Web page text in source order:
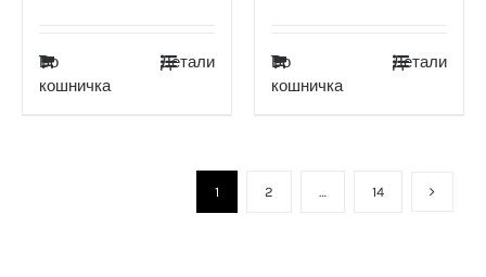
7,050.00 ден.
5,750.00 ден.
Во
кошничка
Детали
7,050.00 ден.
5,750.00 ден.
Во
кошничка
Детали
1 2 … 14